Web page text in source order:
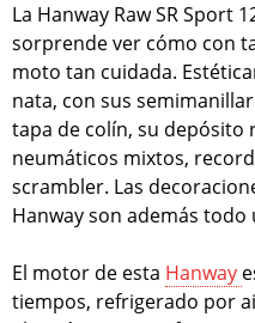
La Hanway Raw SR Sport
sorprende ver cómo con
moto tan cuidada.
nata, con sus
tapa de colín, su depósito
neumáticos mixtos,
scrambler. Las
Hanway son además todo
El motor de esta Hanway
tiempos, refrigerado por